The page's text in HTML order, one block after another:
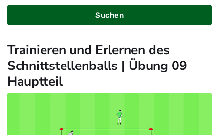
Suchen
Trainieren und Erlernen des
Schnittstellenballs | Übung 09
Hauptteil